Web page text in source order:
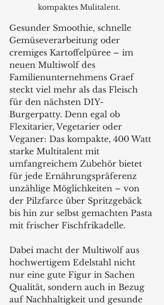
kompaktes Mulitalent.
Gesunder Smoothie, schnelle
Gemüseverarbeitung oder
cremiges Kartoffelpüree – im
neuen Multiwolf des
Familienunternehmens Graef
steckt viel mehr als das Fleisch
für den nächsten DIY-
Burgerpatty. Denn egal ob
Flexitarier, Vegetarier oder
Veganer: Das kompakte, 400 Watt
starke Multitalent mit
umfangreichem Zubehör bietet
für jede Ernährungspräferenz
unzählige Möglichkeiten – von
der Pilzfarce über Spritzgebäck
bis hin zur selbst gemachten Pasta
mit frischer Fischfrikadelle.
Dabei macht der Multiwolf aus
hochwertigem Edelstahl nicht
nur eine gute Figur in Sachen
Qualität, sondern auch in Bezug
auf Nachhaltigkeit und gesunde